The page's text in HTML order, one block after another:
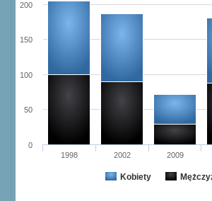
Kobiety
1998 2002 2009
0
50
100
150
200